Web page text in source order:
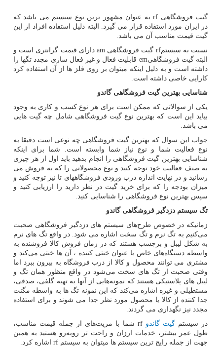
گیت فروشگاهی rfبه عنوان مشهور ترین نوع سیستم می باشد که
در ایران مورد استفاده قرار می گیرد. البته دلیل استفاده افراد از این
گیت قیمت مناسب آن می باشد.
نسبت به سیستمrf گیت فروشگاهی am دارای قیمت گرانتری است و
البته گیت فروشگاهیem قابلیت فعال و غیر فعال سازی مجدد تگها را
داشته است و به دلیل اینکه میتوان بر روی فلز ها از آن استفاده کرد
کارایی خاصی داشته است.
شناسایی بهترین گیت فروشگاهی گاندو
یکی از سوالاتی که ممکن است برای هر نوع کسب و کاری به وجود
بیاید این است که بهترین نوع گیت فروشگاهی شامل چه گیت هایی
می باشد.
جواب این سوال که بهترین گیت فروشگاهی چه نوعی است دقیقا به
نوع فعالیت شما و نوع نیاز شما وابسته است. شما برای اینکه
شناسایی بهترین گیت فروشگاهی را انجام بدهید باید اول از هر چیزی
به صنف فعالیت خود توجه کنید و نوع محصولاتی را که به فروش می
رسانید و در نهایت اندازه درب ورودی فروشگاههای تا نیز توجه کنید و
میزان بودجه را که برای خرید گیت در نظر دارید را ارزیابی کنید و
سپس بهترین نوع فروشگاهی را شناسایی کنید.
تگ سیستم دزدگیر فروشگاهی گاندو
زمانیکه در خصوص طرح‌های سیستم های دزدگیر فروشگاهی صحبت
می‌کنیم به تگ نرم و تگ سخت اشاره می شود. در واقع تگ های نرم
به شکل لیبل و برچسب هستند که در زمان فروش کالا فروشنده به
واسطه دستگاه‌های خاص با عنوان خنثی کننده ، آن ها خنثی می‌کند و
مشتری می توانند محصول و کالا از درب فروشگاه به بیرون ببرد اما
وقتی صحبت از تگ های سخت می‌شود در واقع منظور همان تگ‌ و
لیبل های پلاستیکی هستند که نمونه‌هایی از آنها به تهیه گلفی، صدفی،
مستطیلی و غیره اشاره می‌کند که این نمونه تگ ها به واسطه مگنت
جدا کننده از کالا یا محصول مورد نظر جدا می شوند و برای استفاده
مجدد نیز نگهداری می گردند.
در سیستمگیت گاندو rf شما با مزیت‌های از جمله قیمت مناسب،
طول عمر بیشتر، خدمات ارزان و راحت تر روبه‌رو هستید به همین
جهت از جمله رایج ترین سیستم ها میتوان به سیستم rf اشاره کرد.